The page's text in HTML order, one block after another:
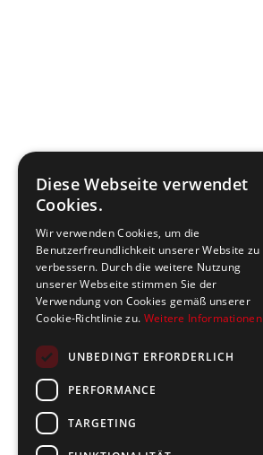
Diese Webseite verwendet
Cookies.
Wir verwenden Cookies, um die
Benutzerfreundlichkeit unserer Website zu
verbessern. Durch die weitere Nutzung
unserer Webseite stimmen Sie der
Verwendung von Cookies gemäß unserer
Cookie-Richtlinie zu. Weitere Informationen
UNBEDINGT ERFORDERLICH
PERFORMANCE
TARGETING